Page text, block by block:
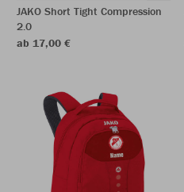
JAKO Short Tight Compression
2.0
ab 17,00 €